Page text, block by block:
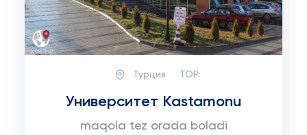
Турция TOP:
Университет Kastamonu
maqola tez orada boladi